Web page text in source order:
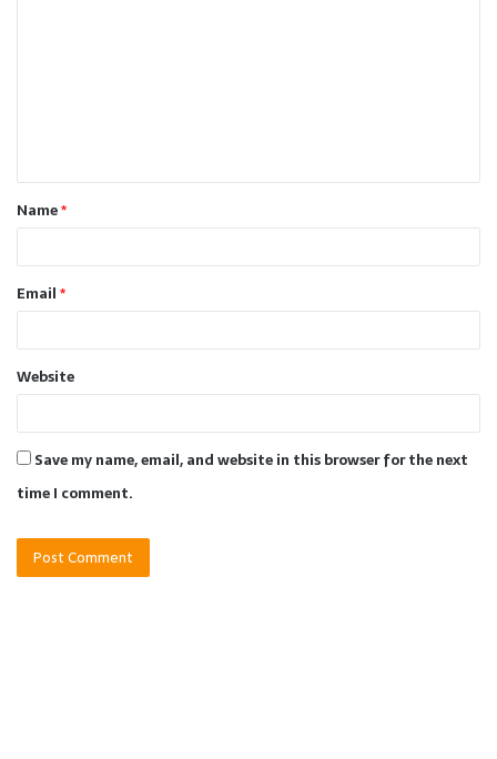
t
*Name*
Email*
Website
Save my name, email, and website in this browser for the next
time I comment.